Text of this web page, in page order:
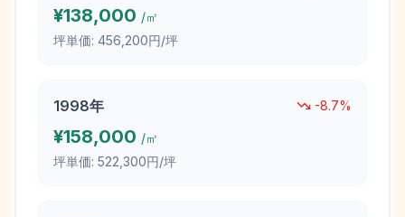
¥138,000 /㎡
坪単価: 456,200円/坪
1998年 -8.7%
¥158,000 /㎡
坪単価: 522,300円/坪